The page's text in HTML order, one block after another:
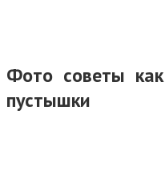
Фото советы
пустышки